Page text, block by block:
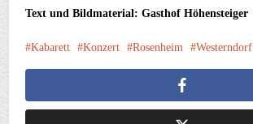
Text und Bildmaterial: Gasthof Höhensteiger
Kabarett Konzert Rosenheim Westerndorf